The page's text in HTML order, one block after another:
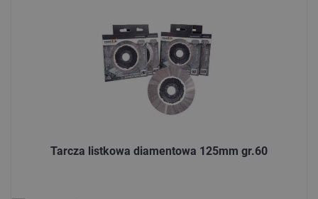
Tarcza listkowa diamentowa 125mm gr.60